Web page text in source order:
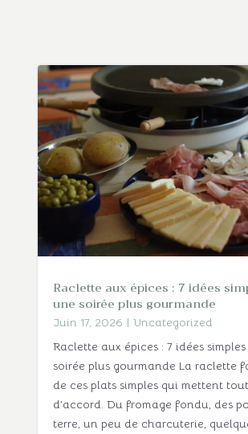
Raclette aux épices : 7 idées
une soirée plus gourmande
Juin 17, 2026 | Uncategorized
Raclette aux épices : 7 idées
soirée plus gourmande La raclette
de ces plats simples qui mettent
d’accord. Du fromage fondu, des
terre, un peu de charcuterie,